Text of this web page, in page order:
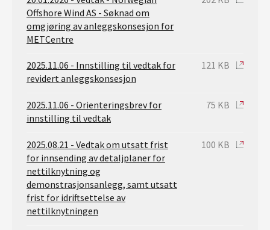
Offshore Wind AS - Søknad om
omgjøring av anleggskonsesjon for
METCentre
2025.11.06 - Innstilling til vedtak for
revidert anleggskonsesjon
121 KB
2025.11.06 - Orienteringsbrev for
innstilling til vedtak
75 KB
2025.08.21 - Vedtak om utsatt frist
for innsending av detaljplaner for
nettilknytning og
demonstrasjonsanlegg, samt utsatt
frist for idriftsettelse av
nettilknytningen
100 KB